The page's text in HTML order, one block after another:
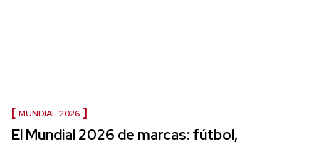
MUNDIAL 2026
El Mundial 2026 de marcas: fútbol,